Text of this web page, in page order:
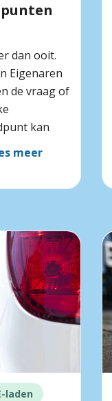
dan ooit.
Eigenaren
de vraag of
kan
meer
laden